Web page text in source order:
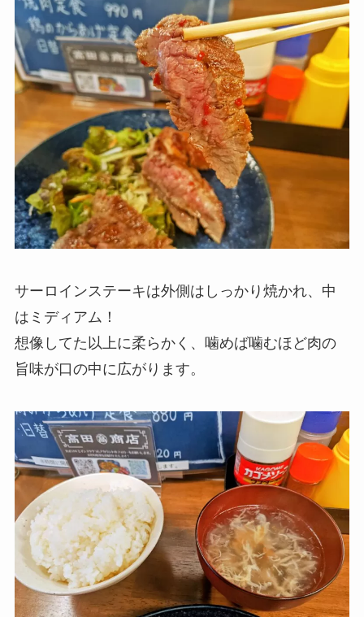
サーロインステーキは外側はしっかり焼かれ、中
はミディアム！
想像してた以上に柔らかく、噛めば噛むほど肉の
旨味が口の中に広がります。